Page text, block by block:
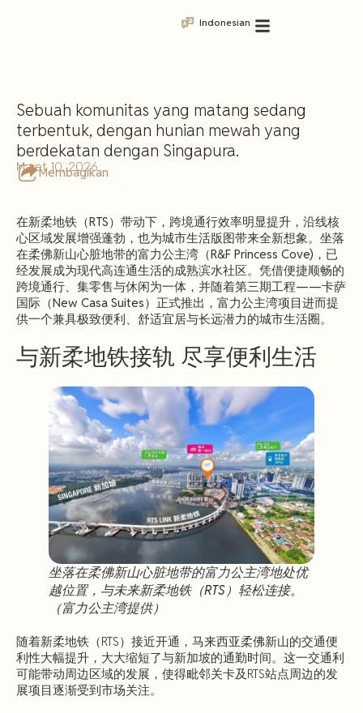
Indonesian
Sebuah komunitas yang matang sedang
terbentuk, dengan hunian mewah yang
berdekatan dengan Singapura.
Membagikan
Maret 10, 2026
在新柔地铁（RTS）带动下，跨境通行效率明显提升，沿线核
心区域发展增强蓬勃，也为城市生活版图带来全新想象。坐落
在柔佛新山心脏地带的富力公主湾（R&F Princess Cove)，已
经发展成为现代高连通生活的成熟滨水社区。凭借便捷顺畅的
跨境通行、集零售与休闲为一体，并随着第三期工程——卡萨
国际（New Casa Suites）正式推出，富力公主湾项目进而提
供一个兼具极致便利、舒适宜居与长远潜力的城市生活圈。
与新柔地铁接轨 尽享便利生活
坐落在柔佛新山心脏地带的富力公主湾地处优
越位置，与未来新柔地铁（RTS）轻松连接。
（富力公主湾提供）
随着新柔地铁（RTS）接近开通，马来西亚柔佛新山的交通便
利性大幅提升，大大缩短了与新加坡的通勤时间。这一交通利
可能带动周边区域的发展，使得毗邻关卡及RTS站点周边的发
展项目逐渐受到市场关注。